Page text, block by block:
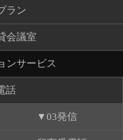
ラン
会議室
ンサービス
話
03発信